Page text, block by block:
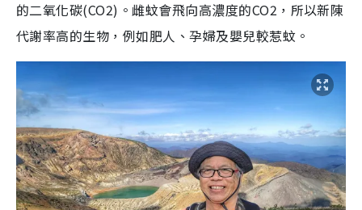
的二氧化碳(CO2)。雌蚊會飛向高濃度的CO2，所以新陳
代謝率高的生物，例如肥人、孕婦及嬰兒較惹蚊。